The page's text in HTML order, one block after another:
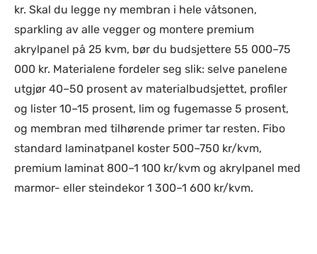
kr. Skal du legge ny membran i hele våtsonen,
sparkling av alle vegger og montere premium
akrylpanel på 25 kvm, bør du budsjettere 55 000–75
000 kr. Materialene fordeler seg slik: selve panelene
utgjør 40–50 prosent av materialbudsjettet, profiler
og lister 10–15 prosent, lim og fugemasse 5 prosent,
og membran med tilhørende primer tar resten. Fibo
standard laminatpanel koster 500–750 kr/kvm,
premium laminat 800–1 100 kr/kvm og akrylpanel med
marmor- eller steindekor 1 300–1 600 kr/kvm.